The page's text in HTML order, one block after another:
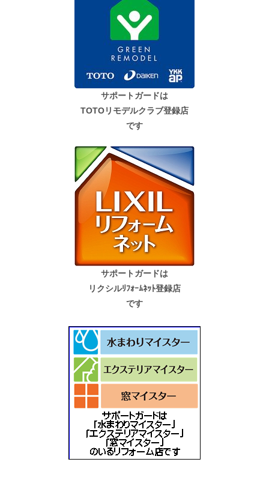
サポートガードは
TOTOリモデルクラブ登録店
です
サポートガードは
リクシルﾘﾌｫｰﾑﾈｯﾄ登録店
です